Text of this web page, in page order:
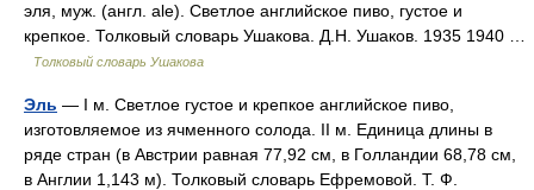
эля, муж. (англ. ale). Светлое английское пиво, густое и
крепкое. Толковый словарь Ушакова. Д.Н. Ушаков. 1935 1940 …
Толковый словарь Ушакова
Эль — I м. Светлое густое и крепкое английское пиво,
изготовляемое из ячменного солода. II м. Единица длины в
ряде стран (в Австрии равная 77,92 см, в Голландии 68,78 см,
в Англии 1,143 м). Толковый словарь Ефремовой. Т. Ф.